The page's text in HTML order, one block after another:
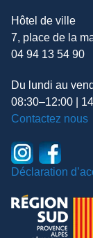
Hôtel de ville
7, place de la
04 94 13 54 90
Du lundi au
08:30–12:00 |
Contactez nous
Déclaration